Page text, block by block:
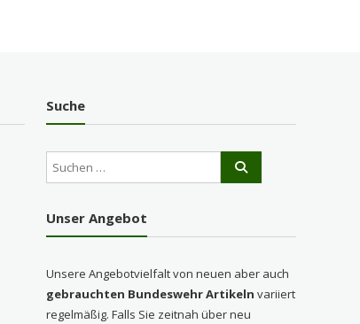
Suche
Unser Angebot
Unsere Angebotvielfalt von neuen aber auch
gebrauchten Bundeswehr Artikelnvariiert
regelmäßig. Falls Sie zeitnah über neu